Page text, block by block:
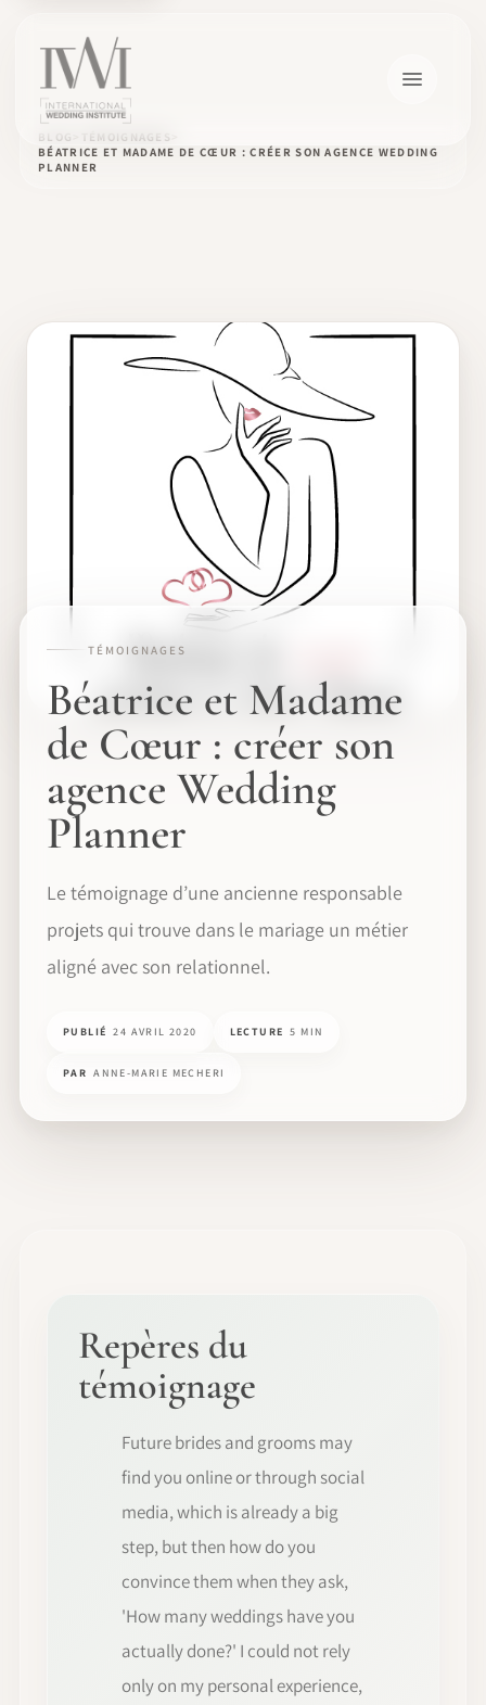
BLOG
TÉMOIGNAGES
BÉATRICE ET MADAME DE CŒUR : CRÉER SON AGENCE WEDDING
PLANNER
TÉMOIGNAGES
Béatrice et Madame
de Cœur : créer son
agence Wedding
Planner
Le témoignage d’une ancienne responsable
projets qui trouve dans le mariage un métier
aligné avec son relationnel.
PUBLIÉ 24 AVRIL 2020 LECTURE 5 MIN
PAR ANNE-MARIE MECHERI
Repères du
témoignage
Future brides and grooms may
find you online or through social
media, which is already a big
step, but then how do you
convince them when they ask,
'How many weddings have you
actually done?' I could not rely
only on my personal experience,